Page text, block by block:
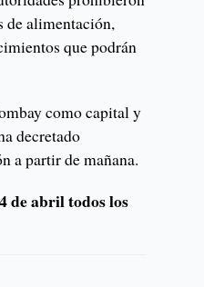
de alimentación,
que podrán
como capital y
decretado
a partir de mañana.
de abril todos los